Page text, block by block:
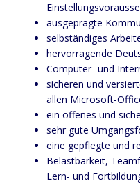
ausgeprägte
selbständiges
hervorragende
Computer- und
sicheren und
allen Microsoft-
ein offenes und
sehr gute
eine gepflegte und
Belastbarkeit,
Lern- und